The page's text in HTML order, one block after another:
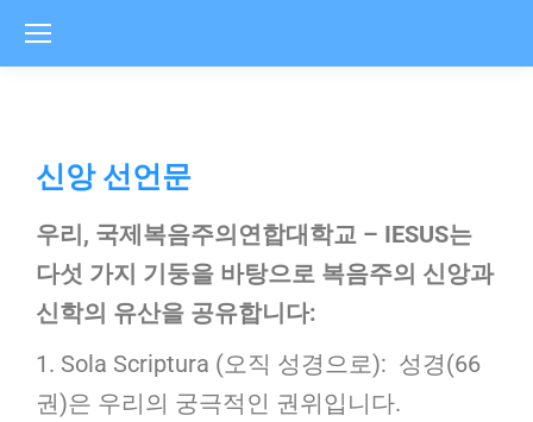
신앙 선언문
우리, 국제복음주의연합대학교 – IESUS는
다섯 가지 기둥을 바탕으로 복음주의 신앙과
신학의 유산을 공유합니다:
1. Sola Scriptura (오직 성경으로): 성경(66
권)은 우리의 궁극적인 권위입니다.